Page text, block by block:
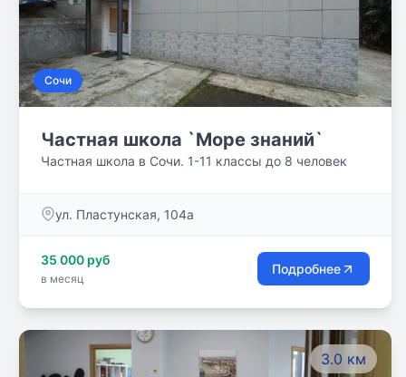
Сочи
Частная школа `Море знаний`
Частная школа в Сочи. 1-11 классы до 8 человек
ул. Пластунская, 104а
35 000 руб
в месяц
Подробнее
3.0 км